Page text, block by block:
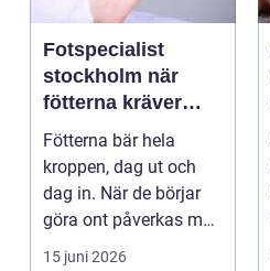
Fotspecialist
stockholm när
fötterna kräver
mer än vanliga
sulor
Fötterna bär hela
kroppen, dag ut och
dag in. När de börjar
göra ont påverkas mer
15 juni 2026